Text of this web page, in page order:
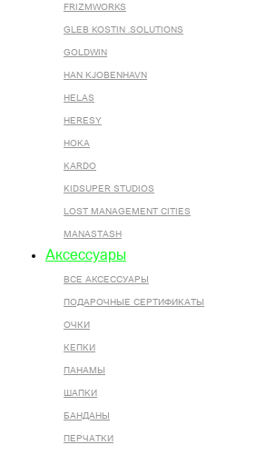
FRIZMWORKS
GLEB KOSTIN .SOLUTIONS
GOLDWIN
HAN KJOBENHAVN
HELAS
HERESY
HOKA
KARDO
KIDSUPER STUDIOS
LOST MANAGEMENT CITIES
MANASTASH
Аксессуары
ВСЕ AКСЕССУАРЫ
ПОДАРОЧНЫЕ СЕРТИФИКАТЫ
ОЧКИ
КЕПКИ
ПАНАМЫ
ШАПКИ
БАНДАНЫ
ПЕРЧАТКИ